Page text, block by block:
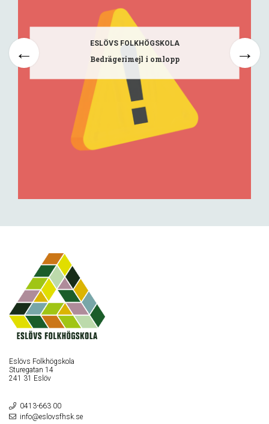
ESLÖVS FOLKHÖGSKOLA
Bedrägerimejl i omlopp
Eslövs Folkhögskola
Sturegatan 14
241 31 Eslöv
0413-663 00
info@eslovsfhsk.se